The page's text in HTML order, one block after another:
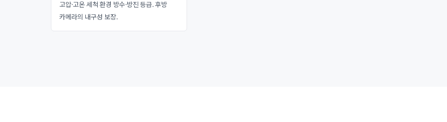
고압·고온 세척 환경 방수·방진 등급. 후방
카메라의 내구성 보장.